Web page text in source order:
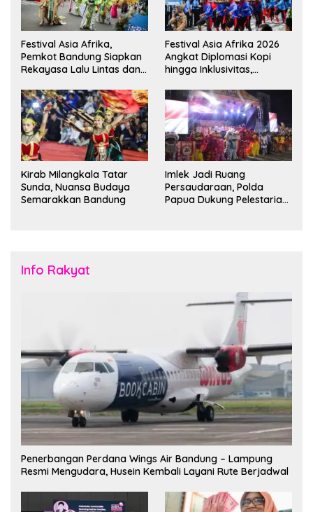
Festival Asia Afrika,
Pemkot Bandung Siapkan
Rekayasa Lalu Lintas dan
Festival Asia Afrika 2026
Angkat Diplomasi Kopi
hingga Inklusivitas,
Duta Besar
Kirab Milangkala Tatar
Sunda, Nuansa Budaya
Semarakkan Bandung
Imlek Jadi Ruang
Persaudaraan, Polda
Papua Dukung Pelestarian
Info Rakyat
Penerbangan Perdana Wings Air Bandung – Lampung
Resmi Mengudara, Husein Kembali Layani Rute Berjadwal